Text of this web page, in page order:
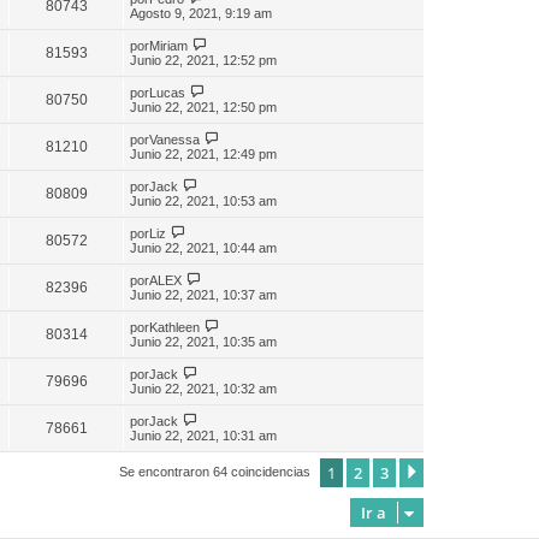
80743
Agosto 9, 2021, 9:19 am
81593 porMiriam
Junio 22, 2021, 12:52 pm
80750 porLucas
Junio 22, 2021, 12:50 pm
81210 porVanessa
Junio 22, 2021, 12:49 pm
80809 porJack
Junio 22, 2021, 10:53 am
80572 porLiz
Junio 22, 2021, 10:44 am
82396 porALEX
Junio 22, 2021, 10:37 am
80314 porKathleen
Junio 22, 2021, 10:35 am
79696 porJack
Junio 22, 2021, 10:32 am
78661 porJack
Junio 22, 2021, 10:31 am
Se encontraron 64 coincidencias 1 2 3
Ir a